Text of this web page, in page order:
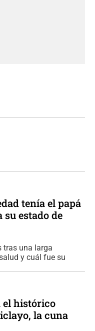
tenía el papá
estado de
tras una larga
y cuál fue su
el histórico
la cuna